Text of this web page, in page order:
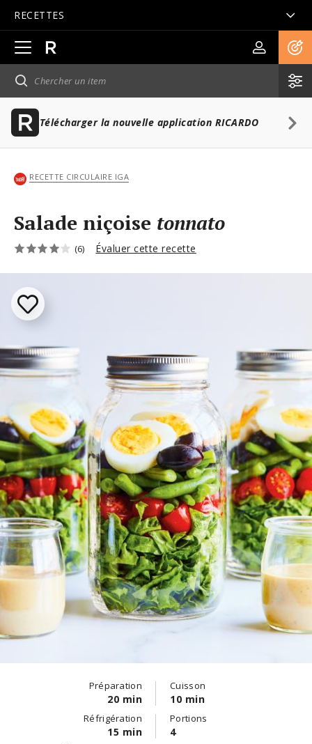
RECETTES
Ouvrir
la
navigation
principale
Télécharger la nouvelle application RICARDO
RECETTE CIRCULAIRE IGA
Salade niçoise tonnato
(6) Évaluer cette recette
Préparation
20 min
Cuisson
10 min
Réfrigération
15 min
Portions
4